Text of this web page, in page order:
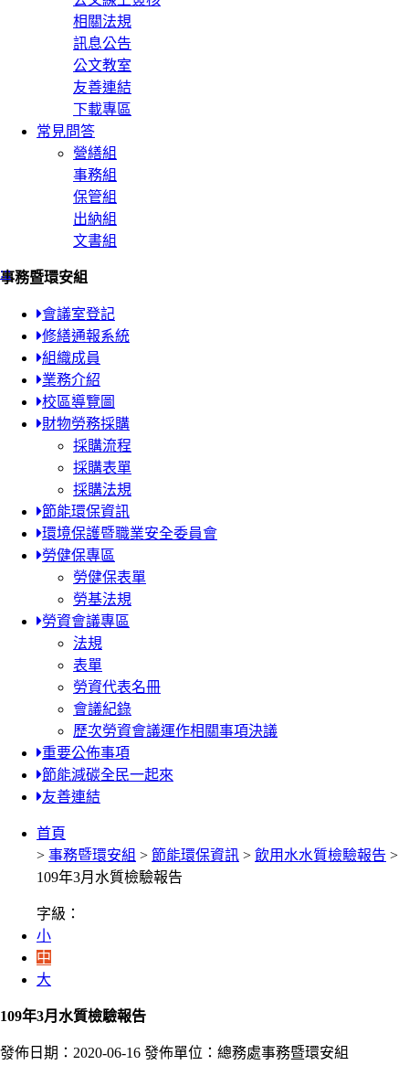
相關法規
訊息公告
公文教室
友善連結
下載專區
常見問答
營繕組
事務組
保管組
出納組
文書組
:::
事務暨環安組
會議室登記
修繕通報系統
組織成員
業務介紹
校區導覽圖
財物勞務採購
採購流程
採購表單
採購法規
節能環保資訊
環境保護暨職業安全委員會
勞健保專區
勞健保表單
勞基法規
勞資會議專區
法規
表單
勞資代表名冊
會議紀錄
歷次勞資會議運作相關事項決議
重要公佈事項
節能減碳全民一起來
友善連結
首頁
> 事務暨環安組 > 節能環保資訊 > 飲用水水質檢驗報告 >
109年3月水質檢驗報告
字級：
小
中
大
109年3月水質檢驗報告
發佈日期：2020-06-16 發佈單位：總務處事務暨環安組